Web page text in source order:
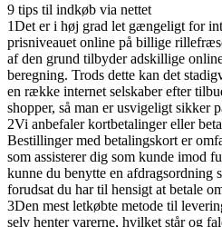
9 tips til indkøb via nettet
1Det er i høj grad let gængeligt for
prisniveauet online på billige
af den grund tilbyder adskillige
beregning. Trods dette kan det
en række internet selskaber efter
shopper, så man er usvigeligt sikker
2Vi anbefaler kortbetalinger eller
Bestillinger med betalingskort er
som assisterer dig som kunde imod
kunne du benytte en afdragsordning
forudsat du har til hensigt at betale
3Den mest letkøbte metode til
selv henter varerne, hvilket står og